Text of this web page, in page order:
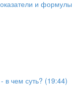
и формулы
в чем суть? (19:44)